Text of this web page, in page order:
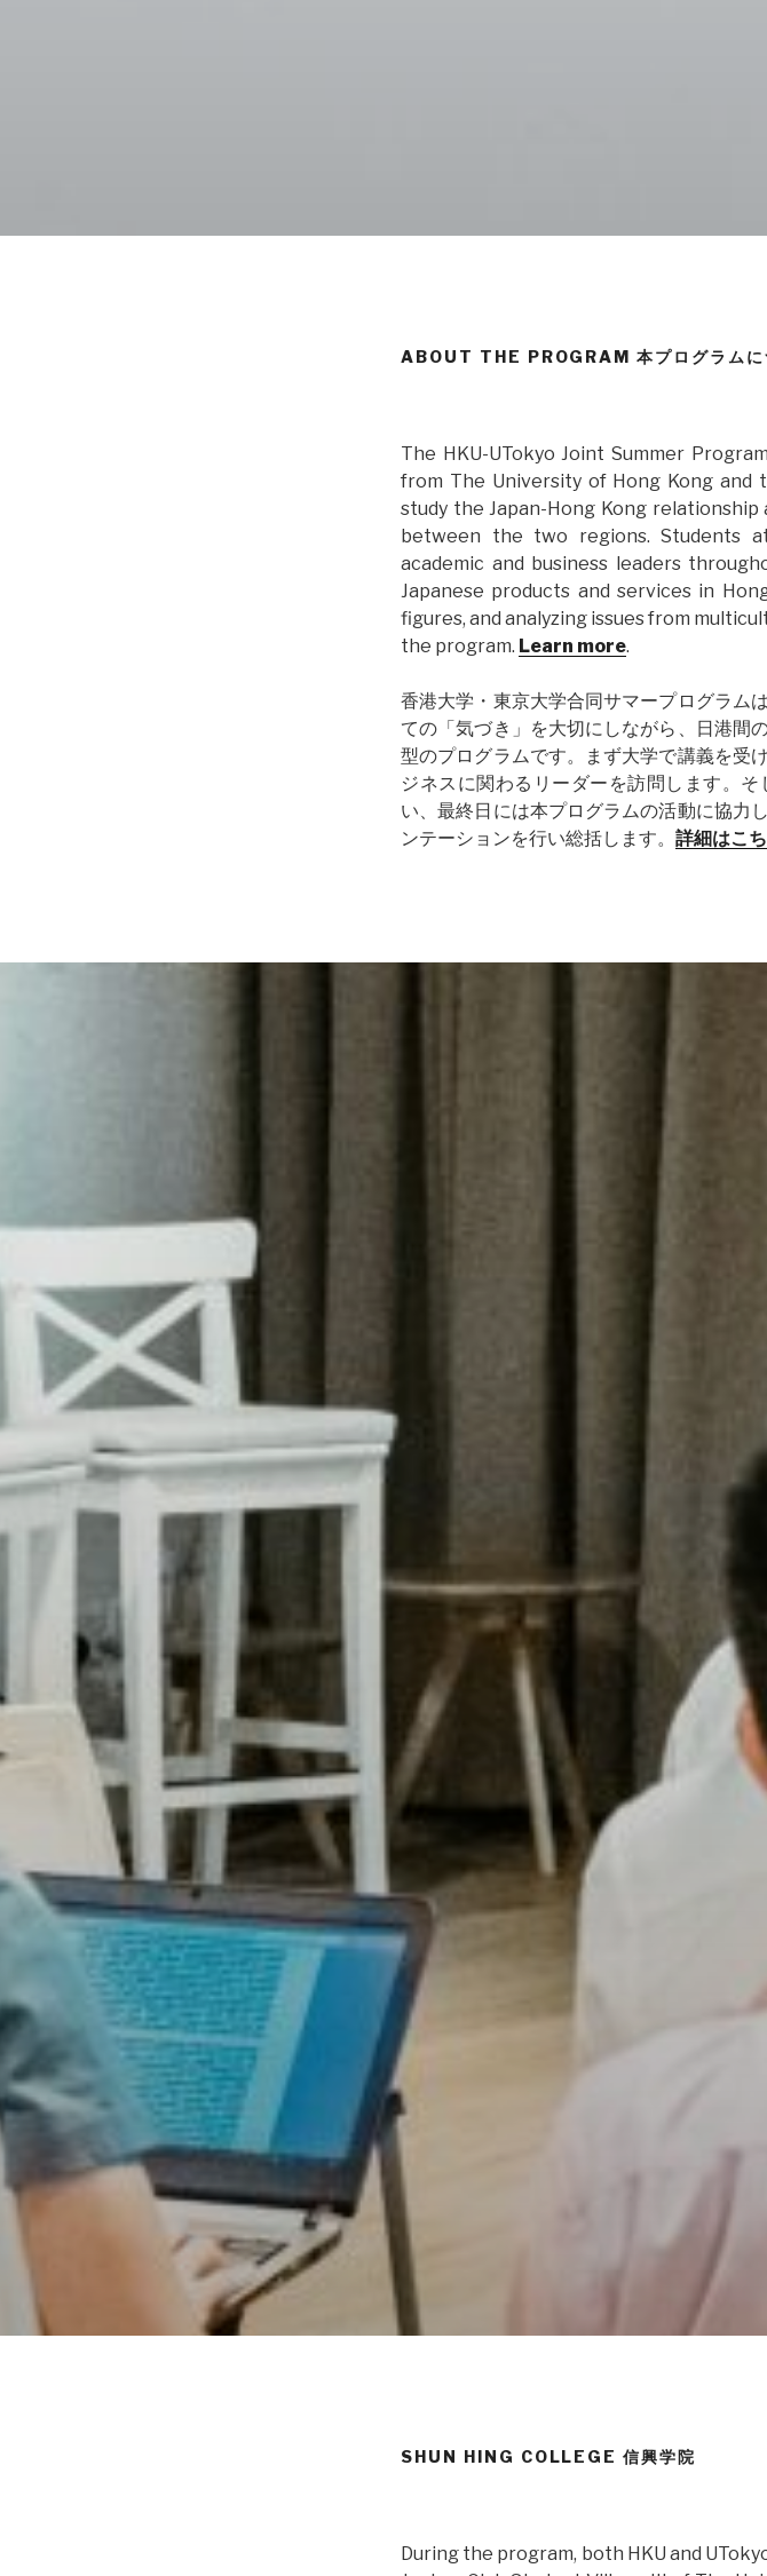
ABOUT THE PROGRAM 本プログラムに
The HKU-UTokyo Joint Summer
from The University of Hong Kong
study the Japan-Hong Kong
between the two regions. Students
academic and business leaders
Japanese products and services in
figures, and analyzing issues from
the program. Learn more.
香港大学・東京大学合同サマープログラム
ての「気づき」を大切にしながら、日港間
型のプログラムです。まず大学で講義を受
ジネスに関わるリーダーを訪問します。
い、最終日には本プログラムの活動に協力
ンテーションを行い総括します。 詳細はこ
SHUN HING COLLEGE 信興学院
During the program, both HKU and